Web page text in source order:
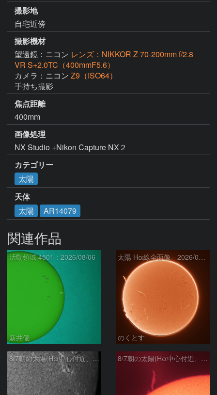
撮影地
自宅近傍
撮影機材
望遠鏡：ニコン レンズ：NIKKOR Z 70-200mm f/2.8
VR S+2.0TC（400mmF5.6）
カメラ：ニコン Z9（ISO64）
手持ち撮影
焦点距離
400mm
画像処理
NX Studio +Nikon Capture NX２
カテゴリー
太陽
天体
太陽
AR14079
関連作品
活動領域 4501：2026/08/06
新井優
太陽 Hα線全面像 2026/08/07
のくとす
8/7朝の太陽(Hα中心付近、4498、4502付近) 8/7朝の太陽(Hα中心付近、プロミネンス)